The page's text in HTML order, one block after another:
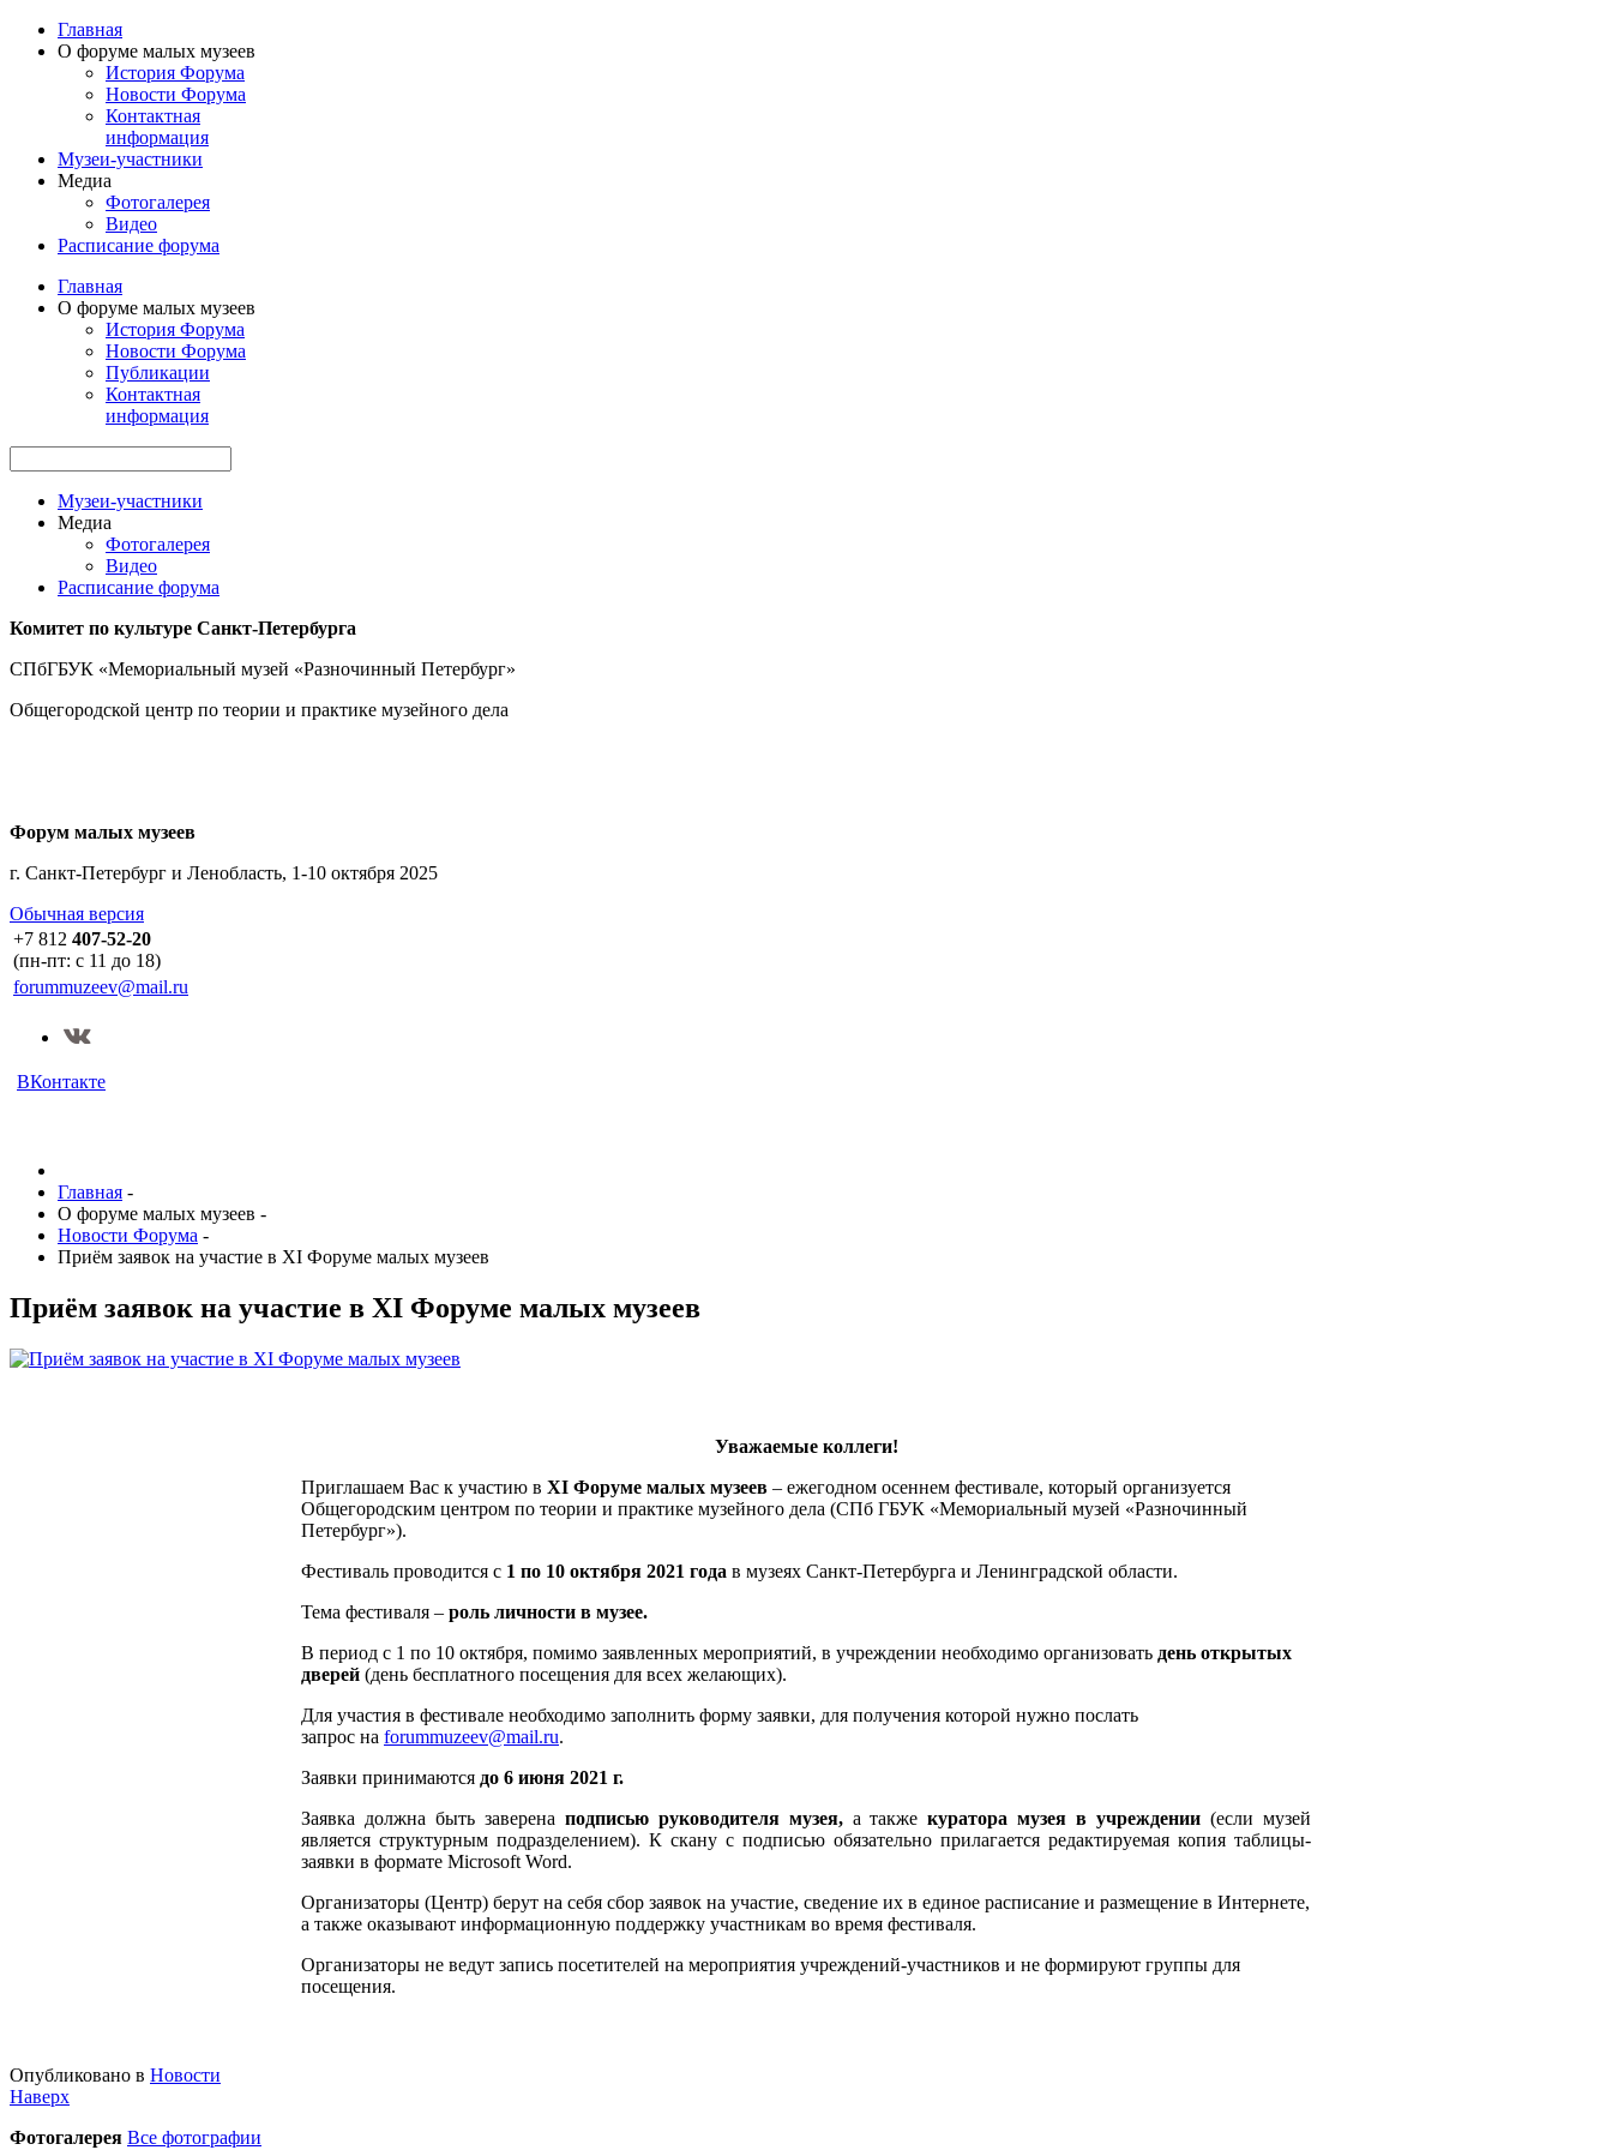
Главная
О форуме малых музеев
История Форума
Новости Форума
Контактная
информация
Музеи-участники
Медиа
Фотогалерея
Видео
Расписание форума
Главная
О форуме малых музеев
История Форума
Новости Форума
Публикации
Контактная
информация
Музеи-участники
Медиа
Фотогалерея
Видео
Расписание форума
Комитет по культуре Санкт-Петербурга
СПбГБУК «Мемориальный музей «Разночинный Петербург»
Общегородской центр по теории и практике музейного дела
Форум малых музеев
г. Санкт-Петербург и Ленобласть, 1-10 октября 2025
Обычная версия
+7 812 407-52-20
(пн-пт: с 11 до 18)
forummuzeev@mail.ru
ВКонтакте
Главная -
О форуме малых музеев -
Новости Форума -
Приём заявок на участие в XI Форуме малых музеев
Приём заявок на участие в XI Форуме малых музеев
Уважаемые коллеги!
Приглашаем Вас к участию в XI Форуме малых музеев – ежегодном осеннем фестивале, который организуется
Общегородским центром по теории и практике музейного дела (СПб ГБУК «Мемориальный музей «Разночинный
Петербург»).
Фестиваль проводится с 1 по 10 октября 2021 года в музеях Санкт-Петербурга и Ленинградской области.
Тема фестиваля – роль личности в музее.
В период с 1 по 10 октября, помимо заявленных мероприятий, в учреждении необходимо организовать день открытых
дверей (день бесплатного посещения для всех желающих).
Для участия в фестивале необходимо заполнить форму заявки, для получения которой нужно послать
запрос на forummuzeev@mail.ru.
Заявки принимаются до 6 июня 2021 г.
Заявка должна быть заверена подписью руководителя музея, а также куратора музея в учреждении(если музей
является структурным подразделением). К скану с подписью обязательно прилагается редактируемая копия таблицы-
заявки в формате Microsoft Word.
Организаторы (Центр) берут на себя сбор заявок на участие, сведение их в единое расписание и размещение в Интернете,
а также оказывают информационную поддержку участникам во время фестиваля.
Организаторы не ведут запись посетителей на мероприятия учреждений‑участников и не формируют группы для
посещения.
Опубликовано в Новости
Наверх
Фотогалерея Все фотографии